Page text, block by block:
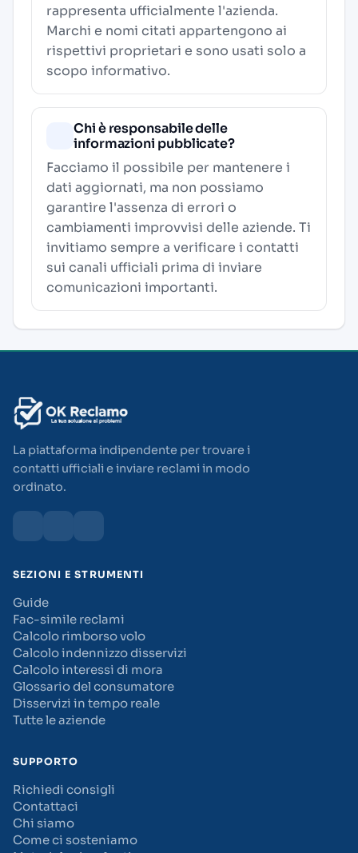
rappresenta ufficialmente l'azienda.
Marchi e nomi citati appartengono ai
rispettivi proprietari e sono usati solo a
scopo informativo.
Chi è responsabile delle
informazioni pubblicate?
Facciamo il possibile per mantenere i
dati aggiornati, ma non possiamo
garantire l'assenza di errori o
cambiamenti improvvisi delle aziende. Ti
invitiamo sempre a verificare i contatti
sui canali ufficiali prima di inviare
comunicazioni importanti.
La piattaforma indipendente per trovare i
contatti ufficiali e inviare reclami in modo
ordinato.
SEZIONI E STRUMENTI
Guide
Fac-simile reclami
Calcolo rimborso volo
Calcolo indennizzo disservizi
Calcolo interessi di mora
Glossario del consumatore
Disservizi in tempo reale
Tutte le aziende
SUPPORTO
Richiedi consigli
Contattaci
Chi siamo
Come ci sosteniamo